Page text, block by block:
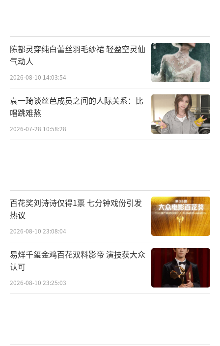
陈都灵穿纯白蕾丝羽毛纱裙 轻盈空灵仙
气动人
2026-08-10 14:03:54
袁一琦谈丝芭成员之间的人际关系：比
唱跳难熬
2026-07-28 10:58:28
百花奖刘诗诗仅得1票 七分钟戏份引发
热议
2026-08-10 23:08:04
易烊千玺金鸡百花双料影帝 演技获大众
认可
2026-08-10 23:25:03